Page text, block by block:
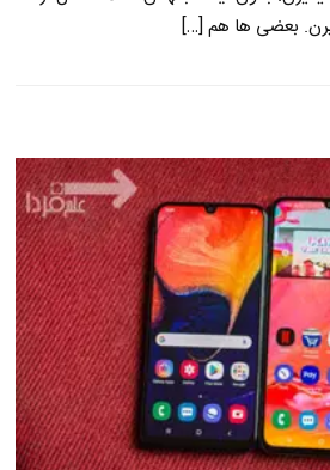
بعضی ها هم […]